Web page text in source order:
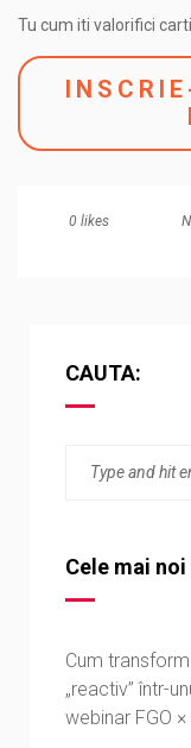
Tu cum iti valorifici
0 likes
CAUTA:
Cele mai
Cum
„reactiv” într-
webinar FGO